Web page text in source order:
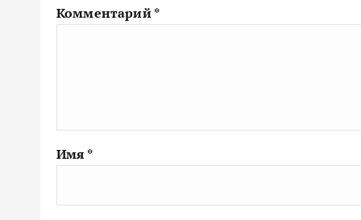
Комментарий*
Имя *